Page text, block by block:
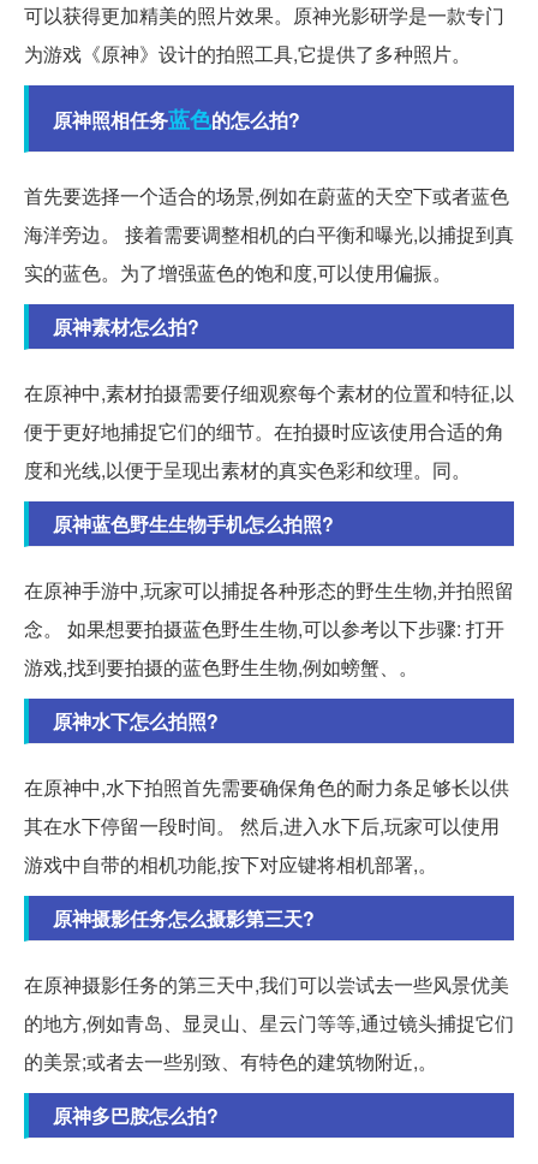
可以获得更加精美的照片效果。原神光影研学是一款专门
为游戏《原神》设计的拍照工具,它提供了多种照片。
原神照相任务蓝色的怎么拍?
首先要选择一个适合的场景,例如在蔚蓝的天空下或者蓝色
海洋旁边。 接着需要调整相机的白平衡和曝光,以捕捉到真
实的蓝色。为了增强蓝色的饱和度,可以使用偏振。
原神素材怎么拍?
在原神中,素材拍摄需要仔细观察每个素材的位置和特征,以
便于更好地捕捉它们的细节。在拍摄时应该使用合适的角
度和光线,以便于呈现出素材的真实色彩和纹理。同。
原神蓝色野生生物手机怎么拍照?
在原神手游中,玩家可以捕捉各种形态的野生生物,并拍照留
念。 如果想要拍摄蓝色野生生物,可以参考以下步骤: 打开
游戏,找到要拍摄的蓝色野生生物,例如螃蟹、。
原神水下怎么拍照?
在原神中,水下拍照首先需要确保角色的耐力条足够长以供
其在水下停留一段时间。 然后,进入水下后,玩家可以使用
游戏中自带的相机功能,按下对应键将相机部署,。
原神摄影任务怎么摄影第三天?
在原神摄影任务的第三天中,我们可以尝试去一些风景优美
的地方,例如青岛、显灵山、星云门等等,通过镜头捕捉它们
的美景;或者去一些别致、有特色的建筑物附近,。
原神多巴胺怎么拍?